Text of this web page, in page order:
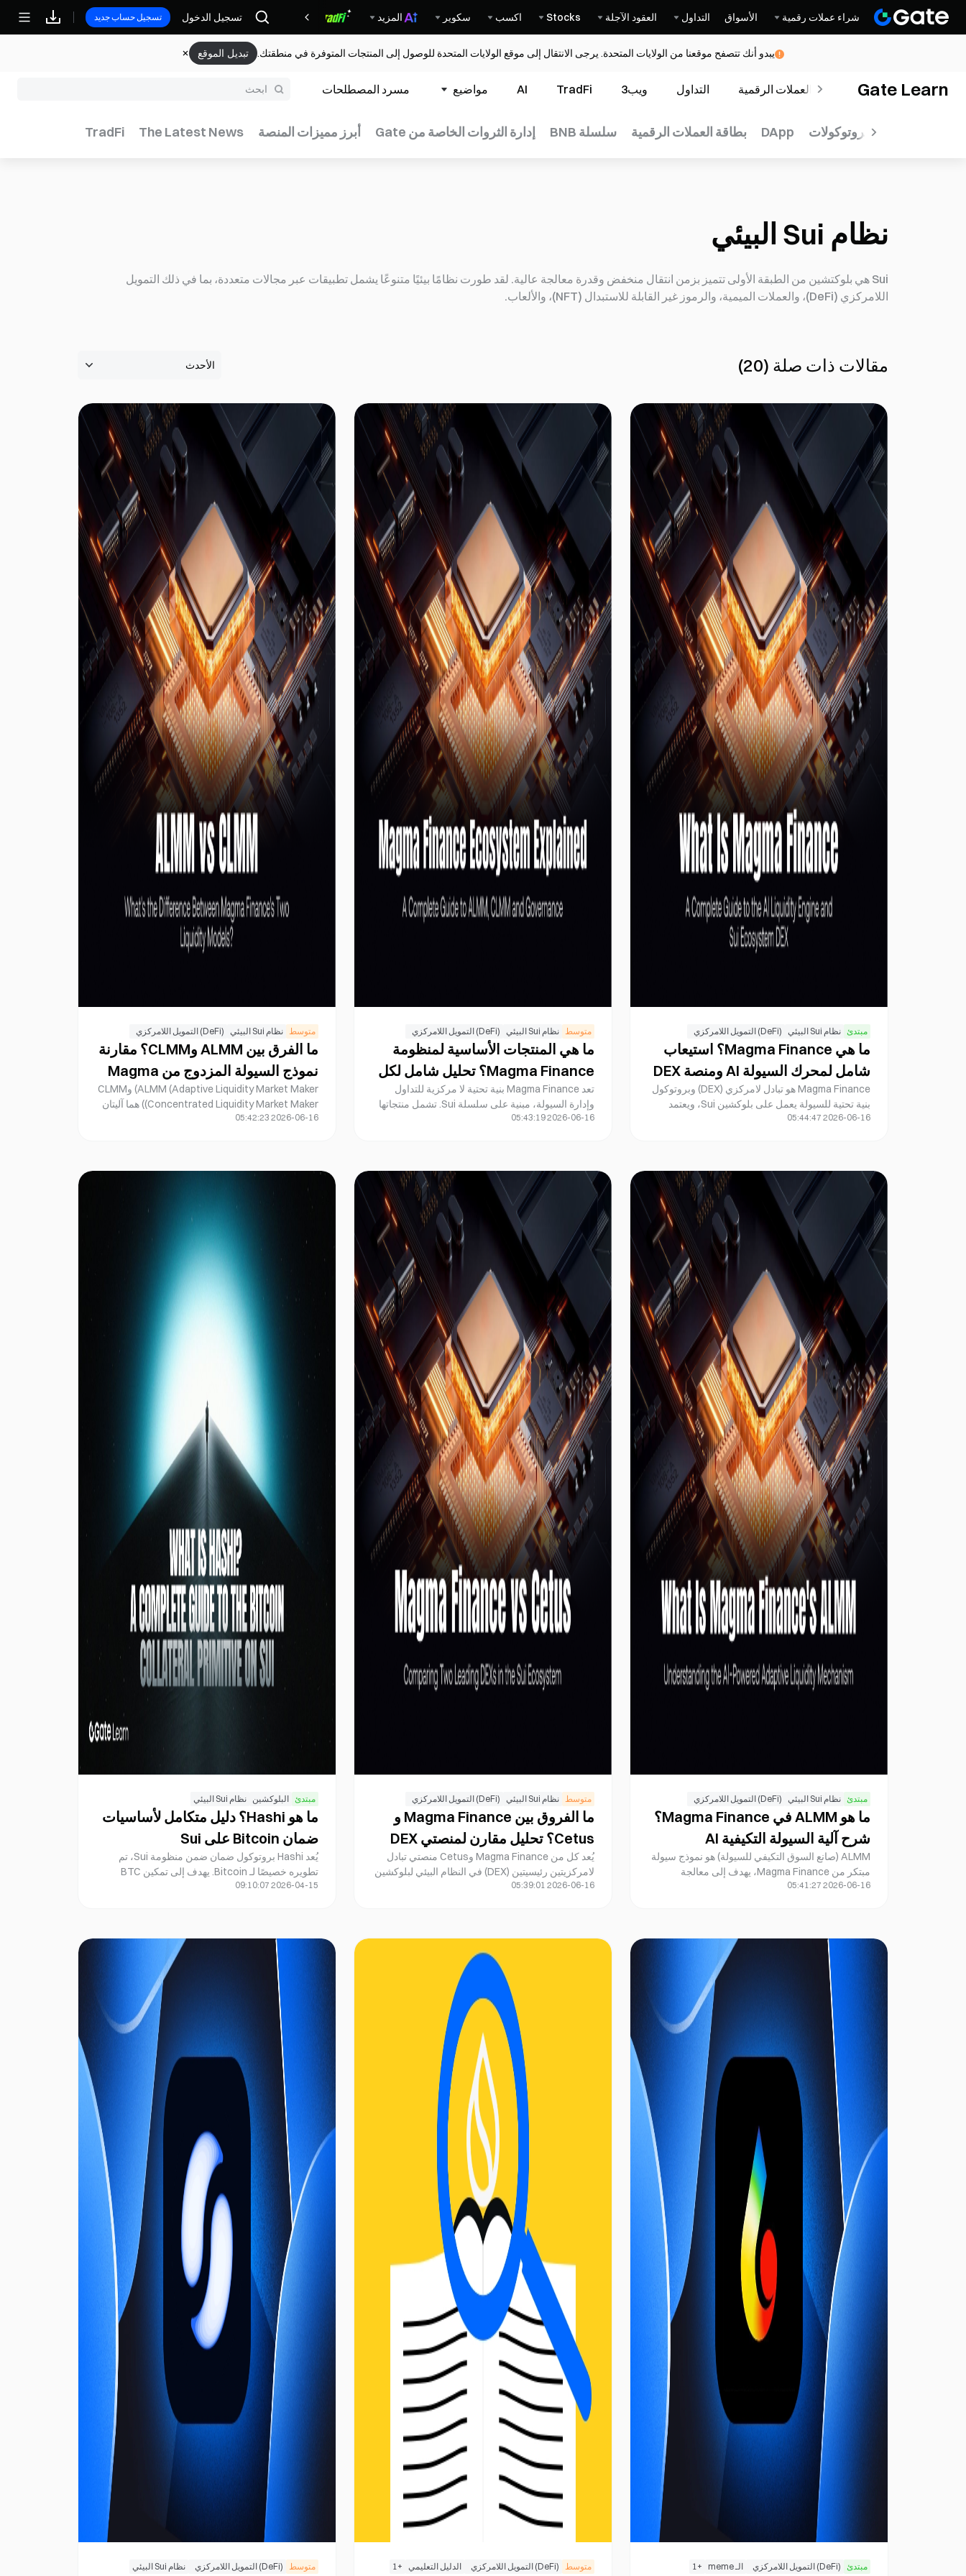
شراء عملات رقمية الأسواق التداول العقود الآجلة Stocks اكسب سكوير المزيد مكافآت
تسجيل الدخول تسجيل حساب جديد
يبدو أنك تتصفح موقعنا من الولايات المتحدة. يرجى الانتقال إلى موقع الولايات المتحدة للوصول إلى المنتجات المتوفرة في منطقتك. تبديل الموقع
Gate Learn
الدورات العملات الرقمية التداول ويب3 TradFi
AI مواضيع مسرد المصطلحات
البروتوكولات DApp بطاقة العملات الرقمية سلسلة BNB إدارة الثروات الخاصة من Gate أبرز مميزات المنصة The Latest News
TradFi
نظام Sui البيئي
Sui هي بلوكتشين من الطبقة الأولى تتميز بزمن انتقال منخفض وقدرة معالجة عالية. لقد طورت نظامًا بيئيًا متنوعًا يشمل تطبيقات عبر مجالات متعددة، بما في ذلك التمويل
اللامركزي (DeFi)، والعملات الميمية، والرموز غير القابلة للاستبدال (NFT)، والألعاب.
مقالات ذات صلة (
20
)
مبتدئ نظام Sui البيئي (DeFi) التمويل اللامركزي
ما هي Magma Finance؟ استيعاب
شامل لمحرك السيولة AI ومنصة DEX
التابعة لنظام Sui البيئي
Magma Finance هو تبادل لامركزي (DEX) وبروتوكول
بنية تحتية للسيولة يعمل على بلوكشين Sui، ويعتمد
إدارة سيولة قائمة على AI، مما يمكّن مزودي السيولة
من التفاعل مع السوق بكفاءة أعلى مع الحد الأدنى من
تكاليف الإدارة النشطة.
2026-06-16 05:44:47
متوسط نظام Sui البيئي (DeFi) التمويل اللامركزي
ما هي المنتجات الأساسية لمنظومة
Magma Finance؟ تحليل شامل لكل
من ALMM و CLMM ونظام الحوكمة.
تعد Magma Finance بنية تحتية لا مركزية للتداول
وإدارة السيولة، مبنية على سلسلة Sui. تشمل منتجاتها
الأساسية: ALMM (صانع السوق التكيفي للسيولة)،
عالية الكفاءة الرأسمالية، بهدف توفير خدمات تمويل لا
2026-06-16 05:43:19
متوسط نظام Sui البيئي (DeFi) التمويل اللامركزي
ما الفرق بين ALMM وCLMM؟ مقارنة
نموذج السيولة المزدوج من Magma
Finance
ALMM (Adaptive Liquidity Market Maker) وCLMM
(Concentrated Liquidity Market Maker) هما آليتان
رئيسيتان لتعزيز كفاءة رأس المال في سيولة التمويل
الاصطناعي لإدارة السيولة، مما يقلل من التعقيد
2026-06-16 05:42:23
مبتدئ نظام Sui البيئي (DeFi) التمويل اللامركزي
ما هو ALMM في Magma Finance؟
شرح آلية السيولة التكيفية AI
ALMM (صانع السوق التكيفي للسيولة) هو نموذج سيولة
مبتكر من Magma Finance، يهدف إلى معالجة
مشكلتين رئيسيتين: ضعف كفاءة رأس المال في صانعي
واستراتيجيات مدعومة بـ AI، مما يمكّن السيولة من
التكيف تلقائيًا مع تغيرات السوق، وبالتالي رفع كفاءة
استخدام رأس المال وتخفيف الأعباء التشغيلية على
مزودي السيولة.
2026-06-16 05:41:27
متوسط نظام Sui البيئي (DeFi) التمويل اللامركزي
ما الفروق بين Magma Finance و
Cetus؟ تحليل مقارن لمنصتي DEX
على Sui.
يُعد كل من Magma Finance وCetus منصتي تبادل
لامركزيتين رئيسيتين (DEX) في النظام البيئي لبلوكشين
Sui، حيث يتخصصان في توفير السيولة على السلسلة
حاجز المشاركة أمام المستخدمين.
2026-06-16 05:39:01
مبتدئ البلوكشين نظام Sui البيئي
ما هو Hashi؟ دليل متكامل لأساسيات
ضمان Bitcoin على Sui
يُعد Hashi بروتوكول ضمان ضمن منظومة Sui، تم
تطويره خصيصًا لـ Bitcoin. يهدف إلى تمكين BTC
الأصلي من الدخول في عمليات الإقراض على السلسلة
وعوامل المخاطر، وحالات الاستخدام، وتوضح لماذا
يمكن أن يشكل Hashi بنية تحتية أساسية لـ BTCFi.
2026-04-15 09:10:07
مبتدئ (DeFi) التمويل اللامركزي الـ meme +
1 متوسط (DeFi) التمويل اللامركزي الدليل التعليمي +
1 متوسط (DeFi) التمويل اللامركزي نظام Sui البيئي